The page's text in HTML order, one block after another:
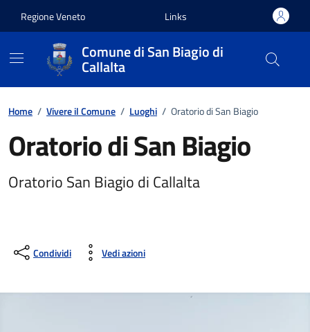
Regione Veneto Links
Comune di San Biagio di
Callalta
Home / Vivere il Comune / Luoghi / Oratorio di San Biagio
Oratorio di San Biagio
Oratorio San Biagio di Callalta
Condividi Vedi azioni